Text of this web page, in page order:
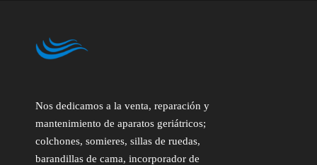
Nos dedicamos a la venta, reparación y
mantenimiento de aparatos geriátricos;
colchones, somieres, sillas de ruedas,
barandillas de cama, incorporador de